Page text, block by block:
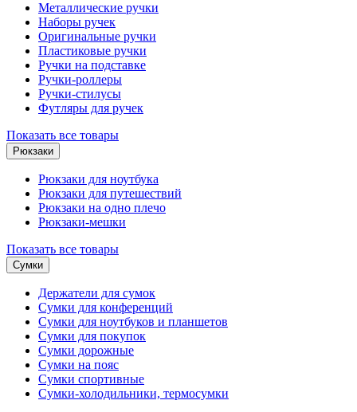
Металлические ручки
Наборы ручек
Оригинальные ручки
Пластиковые ручки
Ручки на подставке
Ручки-роллеры
Ручки-стилусы
Футляры для ручек
Показать все товары
Рюкзаки
Рюкзаки для ноутбука
Рюкзаки для путешествий
Рюкзаки на одно плечо
Рюкзаки-мешки
Показать все товары
Сумки
Держатели для сумок
Сумки для конференций
Сумки для ноутбуков и планшетов
Сумки для покупок
Сумки дорожные
Сумки на пояс
Сумки спортивные
Сумки-холодильники, термосумки